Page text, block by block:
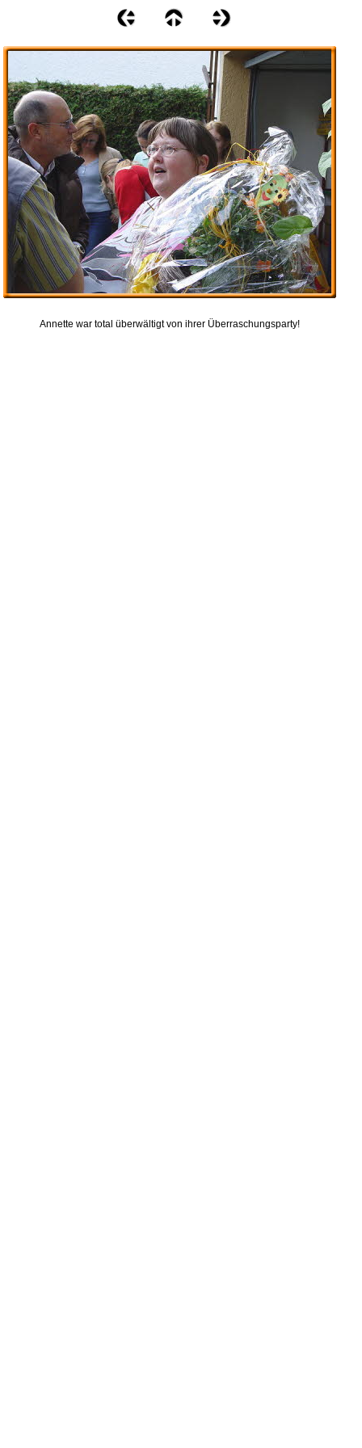
Annette war total überwältigt von ihrer Überraschungsparty!